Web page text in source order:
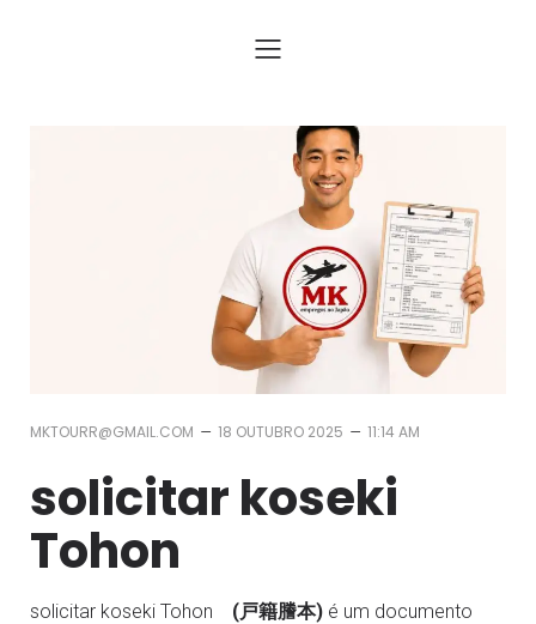
MKTOURR@GMAIL.COM – 18 OUTUBRO 2025 – 11:14 AM
solicitar koseki
Tohon
solicitar koseki Tohon (戸籍謄本) é um documento